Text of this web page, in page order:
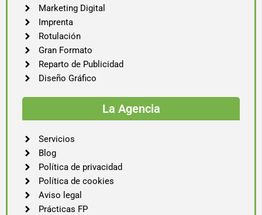
Marketing Digital
Imprenta
Rotulación
Gran Formato
Reparto de Publicidad
Diseño Gráfico
La Agencia
Servicios
Blog
Política de privacidad
Política de cookies
Aviso legal
Prácticas FP